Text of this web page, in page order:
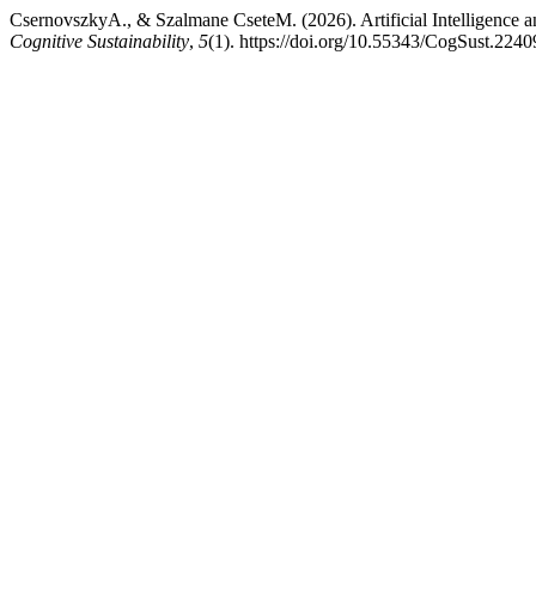
CsernovszkyA., & Szalmane CseteM. (2026). Artificial Intelligence
Cognitive Sustainability, 5(1). https://doi.org/10.55343/